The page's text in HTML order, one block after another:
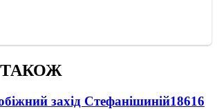
захід Стефанішиній18616